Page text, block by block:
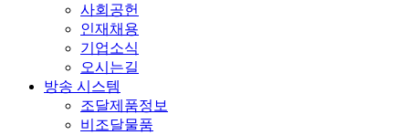
사회공헌
인재채용
기업소식
오시는길
방송 시스템
조달제품정보
비조달물품